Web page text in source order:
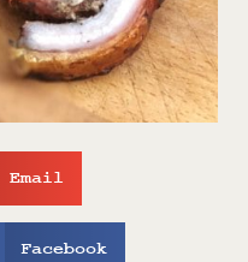
Email
Facebook